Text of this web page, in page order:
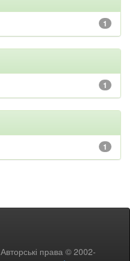
1
1
1
Авторські права © 2002-